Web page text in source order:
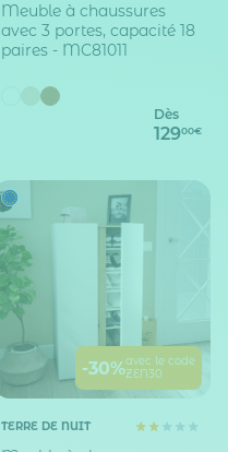
Meuble à chaussures
avec 3 portes, capacité 18
paires - MC81011
Dès
12900€
-30%avec le code
ZEN30
TERRE DE NUIT